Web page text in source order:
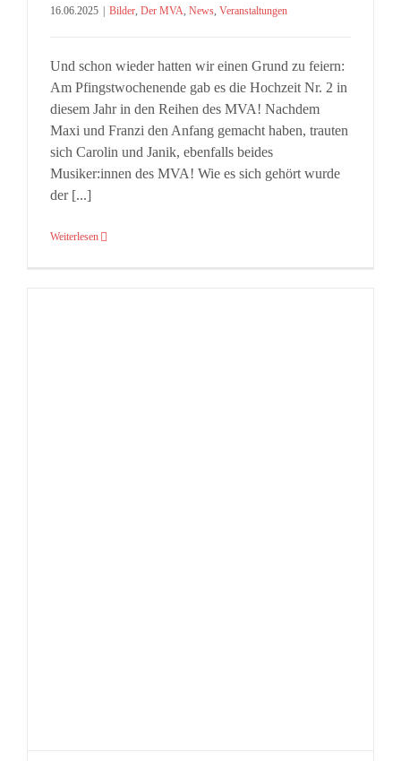
16.06.2025 Bilder, Der MVA, News, Veranstaltungen
Und schon wieder hatten wir einen Grund zu feiern:
Am Pfingstwochenende gab es die Hochzeit Nr. 2 in
diesem Jahr in den Reihen des MVA! Nachdem
Maxi und Franzi den Anfang gemacht haben, trauten
sich Carolin und Janik, ebenfalls beides
Musiker:innen des MVA! Wie es sich gehört wurde
der [...]
Weiterlesen